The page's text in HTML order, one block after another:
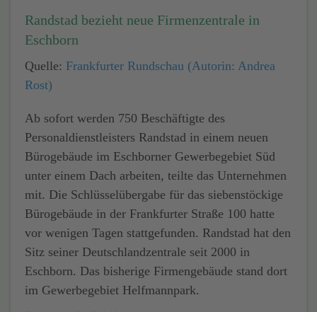
Randstad bezieht neue Firmenzentrale in
Eschborn
Quelle: Frankfurter Rundschau (Autorin: Andrea
Rost)
Ab sofort werden 750 Beschäftigte des
Personaldienstleisters Randstad in einem neuen
Bürogebäude im Eschborner Gewerbegebiet Süd
unter einem Dach arbeiten, teilte das Unternehmen
mit. Die Schlüsselübergabe für das siebenstöckige
Bürogebäude in der Frankfurter Straße 100 hatte
vor wenigen Tagen stattgefunden. Randstad hat den
Sitz seiner Deutschlandzentrale seit 2000 in
Eschborn. Das bisherige Firmengebäude stand dort
im Gewerbegebiet Helfmannpark.